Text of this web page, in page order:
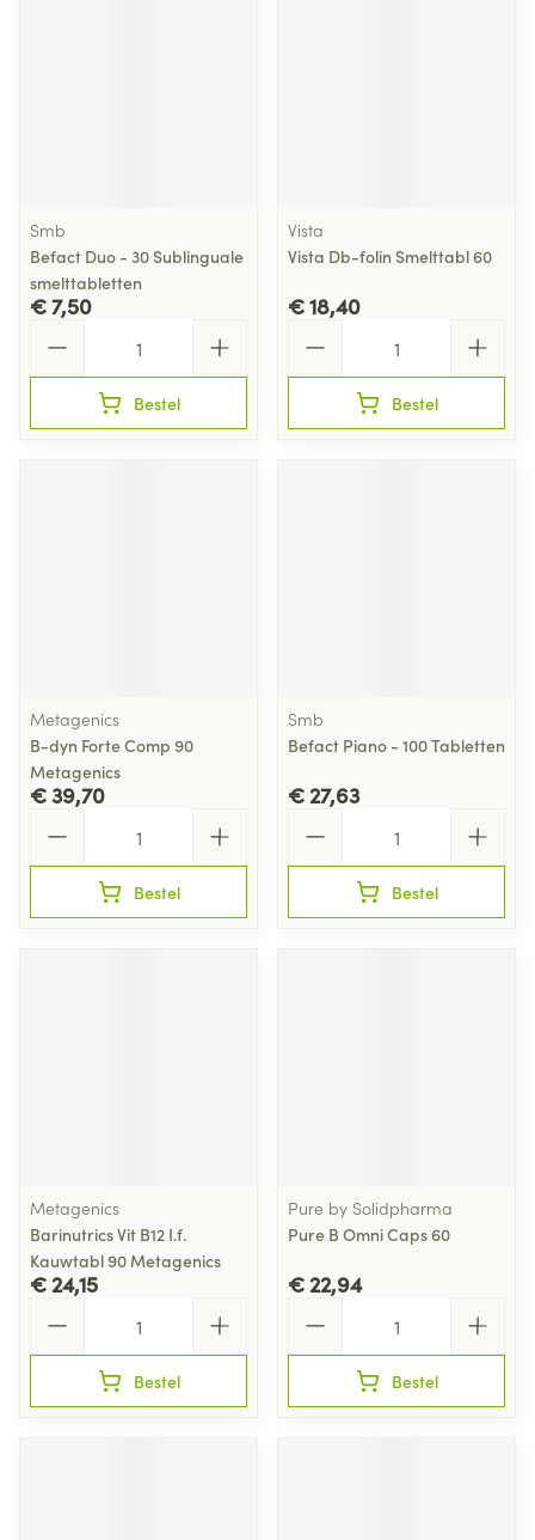
Smb
Befact Duo - 30 Sublinguale
smelttabletten
€ 7,50
Bestel
Vista
Vista Db-folin Smelttabl 60
€ 18,40
Bestel
Metagenics
B-dyn Forte Comp 90
Metagenics
€ 39,70
Bestel
Smb
Befact Piano - 100 Tabletten
€ 27,63
Bestel
Metagenics
Barinutrics Vit B12 I.f.
Kauwtabl 90 Metagenics
€ 24,15
Bestel
Pure by Solidpharma
Pure B Omni Caps 60
€ 22,94
Bestel